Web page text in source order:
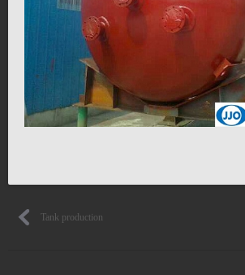
Contact
Honor
Human resources
网址：http://
关闭
靖江王子橡胶有
Tank production